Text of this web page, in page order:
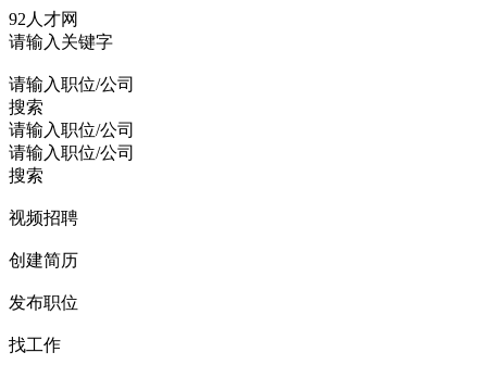
92人才网
请输入关键字
请输入职位/公司
搜索
请输入职位/公司
请输入职位/公司
搜索
视频招聘
创建简历
发布职位
找工作